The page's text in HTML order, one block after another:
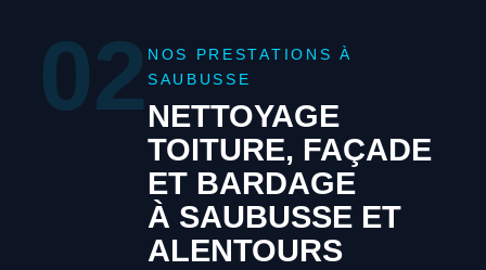
02 NOS PRESTATIONS À
SAUBUSSE
NETTOYAGE
TOITURE, FAÇADE
ET BARDAGE
À SAUBUSSE ET
ALENTOURS